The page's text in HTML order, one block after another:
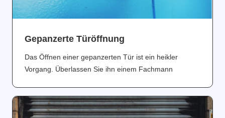
Gepanzerte Türöffnung
Das Öffnen einer gepanzerten Tür ist ein heikler
Vorgang. Überlassen Sie ihn einem Fachmann